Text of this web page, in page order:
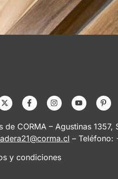
de CORMA – Agustinas 1357,
– Teléfono:
y condiciones